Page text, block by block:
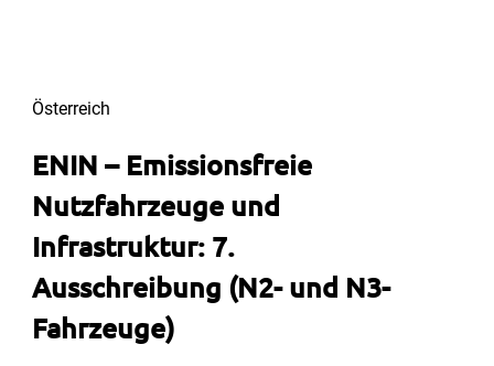
Österreich
ENIN – Emissionsfreie
Nutzfahrzeuge und
Infrastruktur: 7.
Ausschreibung (N2- und N3-
Fahrzeuge)